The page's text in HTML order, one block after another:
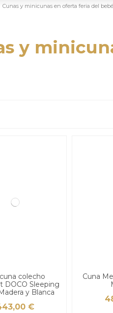
Cunas y minicunas en oferta feria del
y
colecho
DOCO Sleeping
y Blanca
€
Cuna